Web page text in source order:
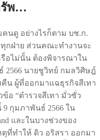
รัพ…
นดู อย่างไรก็ตาม บช.ก.
ทุกฝ่าย ส่วนคณะทำงานจะ
รือไม่นั้น ต้องพิจารณาใน
2566 นายชูวิทย์ กมลวิศิษฎ์
น ผู้ที่ออกมาแฉธุรกิจสีเทา
อ “ตำรวจสีเทา มั่วซั่ว
กุมภาพันธ์ 2566 ใน
และในบางช่วงของ
ตุที่ทำให้ ดิว อริสรา ออกมา